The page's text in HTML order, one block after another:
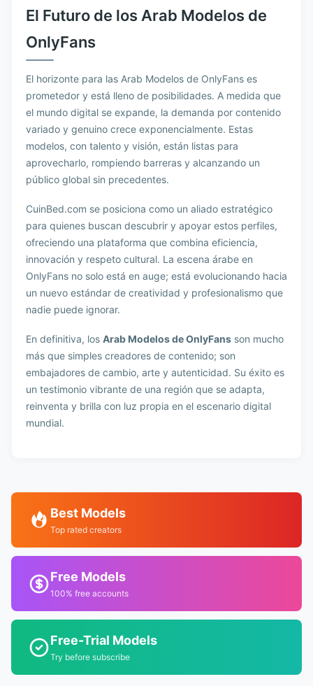
El Futuro de los Arab Modelos de
OnlyFans
El horizonte para las Arab Modelos de OnlyFans es
prometedor y está lleno de posibilidades. A medida que
el mundo digital se expande, la demanda por contenido
variado y genuino crece exponencialmente. Estas
modelos, con talento y visión, están listas para
aprovecharlo, rompiendo barreras y alcanzando un
público global sin precedentes.
CuinBed.com se posiciona como un aliado estratégico
para quienes buscan descubrir y apoyar estos perfiles,
ofreciendo una plataforma que combina eficiencia,
innovación y respeto cultural. La escena árabe en
OnlyFans no solo está en auge; está evolucionando hacia
un nuevo estándar de creatividad y profesionalismo que
nadie puede ignorar.
En definitiva, los Arab Modelos de OnlyFans son mucho
más que simples creadores de contenido; son
embajadores de cambio, arte y autenticidad. Su éxito es
un testimonio vibrante de una región que se adapta,
reinventa y brilla con luz propia en el escenario digital
mundial.
Best Models
Top rated creators
Free Models
100% free accounts
Free-Trial Models
Try before subscribe